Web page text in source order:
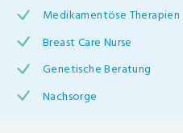
Medikamentöse Therapien
Breast Care Nurse
Genetische Beratung
Nachsorge